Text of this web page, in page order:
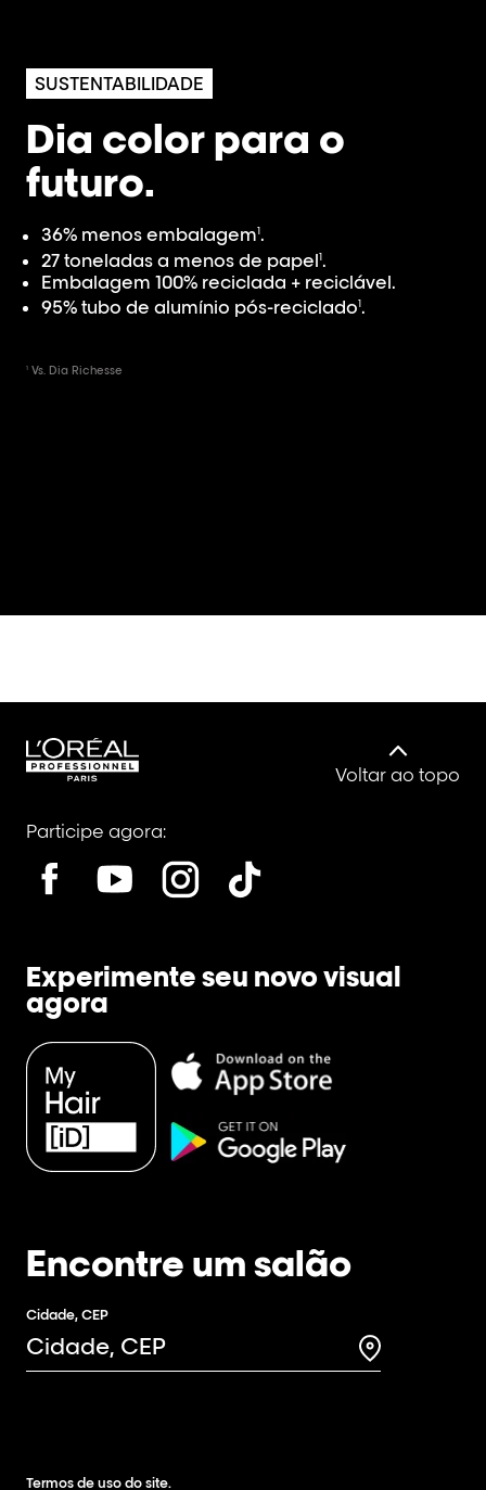
SUSTENTABILIDADE
Dia color para o
futuro.
36% menos embalagem1 .
27 toneladas a menos de papel1 .
Embalagem 100% reciclada + reciclável.
95% tubo de alumínio pós-reciclado1 .
1 Vs. Dia Richesse
Voltar ao topo
Participe agora:
Experimente seu novo visual
agora
Encontre um salão
Cidade, CEP
Search for a
Termos de uso do site.